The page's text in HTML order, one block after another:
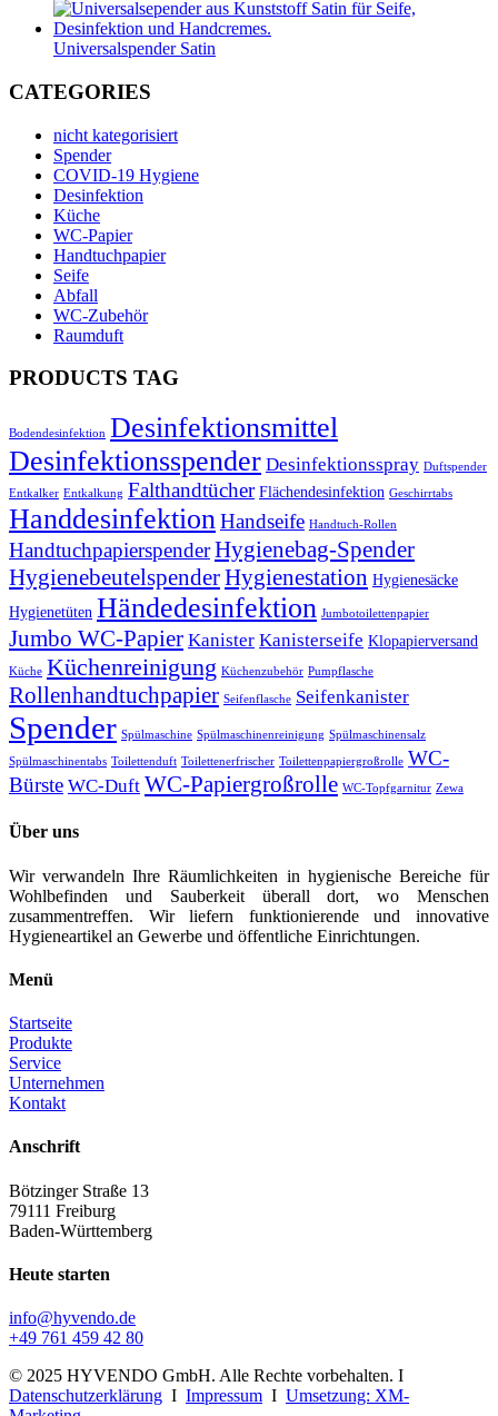
Universalspender Satin
CATEGORIES
nicht kategorisiert
Spender
COVID-19 Hygiene
Desinfektion
Küche
WC-Papier
Handtuchpapier
Seife
Abfall
WC-Zubehör
Raumduft
PRODUCTS TAG
Bodendesinfektion Desinfektionsmittel
Desinfektionsspender Desinfektionsspray Duftspender
Entkalker Entkalkung Falthandtücher Flächendesinfektion Geschirrtabs
HanddesinfektionHandseife Handtuch-Rollen
HandtuchpapierspenderHygienebag-Spender
HygienebeutelspenderHygienestation Hygienesäcke
Hygienetüten Händedesinfektion Jumbotoilettenpapier
Jumbo WC-Papier Kanister Kanisterseife Klopapierversand
Küche Küchenreinigung Küchenzubehör Pumpflasche
Rollenhandtuchpapier Seifenflasche Seifenkanister
Spender Spülmaschine Spülmaschinenreinigung Spülmaschinensalz
Spülmaschinentabs Toilettenduft Toilettenerfrischer Toilettenpapiergroßrolle WC-
Bürste WC-Duft WC-Papiergroßrolle WC-Topfgarnitur Zewa
Über uns
Wir verwandeln Ihre Räumlichkeiten in hygienische Bereiche für
Wohlbefinden und Sauberkeit überall dort, wo Menschen
zusammentreffen. Wir liefern funktionierende und innovative
Hygieneartikel an Gewerbe und öffentliche Einrichtungen.
Menü
Startseite
Produkte
Service
Unternehmen
Kontakt
Anschrift
Bötzinger Straße 13
79111 Freiburg
Baden-Württemberg
Heute starten
info@hyvendo.de
+49 761 459 42 80
© 2025 HYVENDO GmbH. Alle Rechte vorbehalten. I
Datenschutzerklärung I Impressum I Umsetzung: XM-